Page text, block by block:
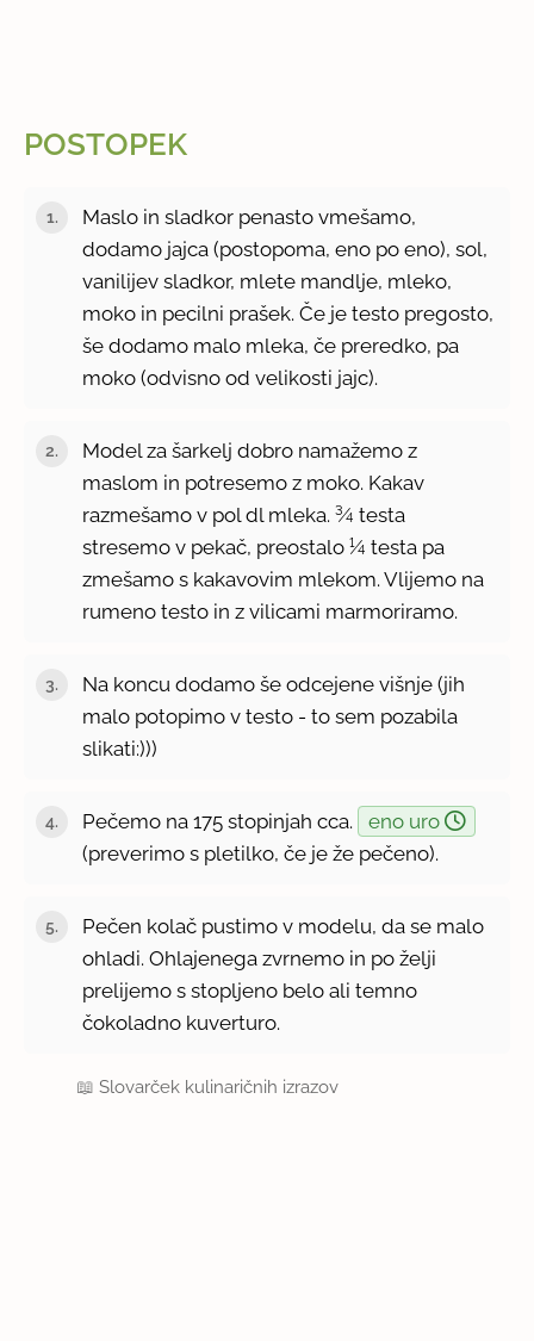
POSTOPEK
Maslo in sladkor penasto vmešamo,
dodamo jajca (postopoma, eno po eno), sol,
vanilijev sladkor, mlete mandlje, mleko,
moko in pecilni prašek. Če je testo pregosto,
še dodamo malo mleka, če preredko, pa
moko (odvisno od velikosti jajc).
Model za šarkelj dobro namažemo z
maslom in potresemo z moko. Kakav
razmešamo v pol dl mleka. ¾ testa
stresemo v pekač, preostalo ¼ testa pa
zmešamo s kakavovim mlekom. Vlijemo na
rumeno testo in z vilicami marmoriramo.
Na koncu dodamo še odcejene višnje (jih
malo potopimo v testo - to sem pozabila
slikati:)))
Pečemo na 175 stopinjah cca.
eno uro
(preverimo s pletilko, če je že pečeno).
Pečen kolač pustimo v modelu, da se malo
ohladi. Ohlajenega zvrnemo in po želji
prelijemo s stopljeno belo ali temno
čokoladno kuverturo.
📖Slovarček kulinaričnih izrazov